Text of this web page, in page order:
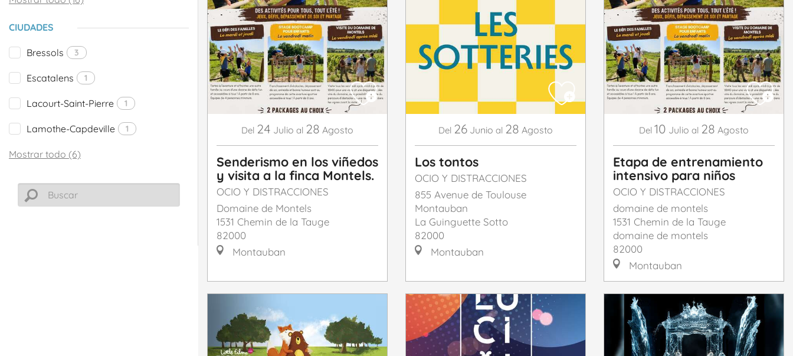
CIUDADES
Bressols 3
Escatalens 1
Lacourt-Saint-Pierre 1
Lamothe-Capdeville 1
Mostrar todo (6)
Del 24 Julio al 28 Agosto
Senderismo en los viñedos
y visita a la finca Montels.
OCIO Y DISTRACCIONES
Domaine de Montels
1531 Chemin de la Tauge
82000
Montauban
Del 26 Junio al 28 Agosto
Los tontos
OCIO Y DISTRACCIONES
855 Avenue de Toulouse
Montauban
La Guinguette Sotto
82000
Montauban
Del 10 Julio al 28 Agosto
Etapa de entrenamiento
intensivo para niños
OCIO Y DISTRACCIONES
domaine de montels
1531 Chemin de la Tauge
domaine de montels
82000
Montauban